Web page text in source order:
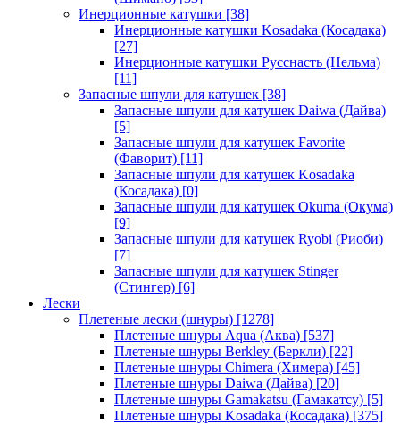
Инерционные катушки [38]
Инерционные катушки Kosadaka (Косадака)
[27]
Инерционные катушки Русснасть (Нельма)
[11]
Запасные шпули для катушек [38]
Запасные шпули для катушек Daiwa (Дайва)
[5]
Запасные шпули для катушек Favorite
(Фаворит) [11]
Запасные шпули для катушек Kosadaka
(Косадака) [0]
Запасные шпули для катушек Okuma (Окума)
[9]
Запасные шпули для катушек Ryobi (Риоби)
[7]
Запасные шпули для катушек Stinger
(Стингер) [6]
Лески
Плетеные лески (шнуры) [1278]
Плетеные шнуры Aqua (Аква) [537]
Плетеные шнуры Berkley (Беркли) [22]
Плетеные шнуры Chimera (Химера) [45]
Плетеные шнуры Daiwa (Дайва) [20]
Плетеные шнуры Gamakatsu (Гамакатсу) [5]
Плетеные шнуры Kosadaka (Косадака) [375]